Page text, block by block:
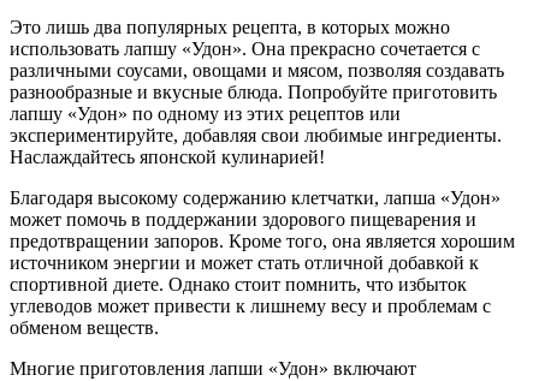
Это лишь два популярных рецепта, в которых можно
использовать лапшу «Удон». Она прекрасно сочетается с
различными соусами, овощами и мясом, позволяя создавать
разнообразные и вкусные блюда. Попробуйте приготовить
лапшу «Удон» по одному из этих рецептов или
экспериментируйте, добавляя свои любимые ингредиенты.
Наслаждайтесь японской кулинарией!
Благодаря высокому содержанию клетчатки, лапша «Удон»
может помочь в поддержании здорового пищеварения и
предотвращении запоров. Кроме того, она является хорошим
источником энергии и может стать отличной добавкой к
спортивной диете. Однако стоит помнить, что избыток
углеводов может привести к лишнему весу и проблемам с
обменом веществ.
Многие приготовления лапши «Удон» включают